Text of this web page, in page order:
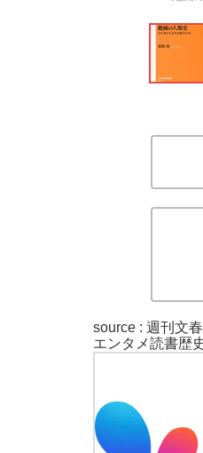
source : 週刊文
エンタメ読書歴